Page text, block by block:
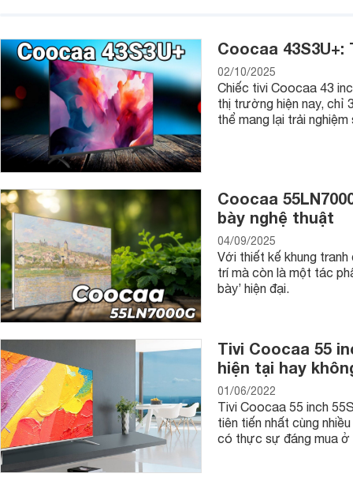
Công nghệ chống mỏi, đau mắt (Flicker-free): tivi Coocaa
giúp giảm hiện tượng nhấp nháy của màn hình, từ đó khiến
Coocaa
02/10/2025
Chiếc tivi Coocaa 43
thị trường hiện nay, chỉ
thể mang lại trải
Coocaa
bày nghệ thuật
04/09/2025
Với thiết kế khung
trí mà còn là một tác
bày’ hiện đại.
Tivi Coocaa 55
hiện tại hay
01/06/2022
Tivi Coocaa 55 inch
tiên tiến nhất cùng
có thực sự đáng mua ở